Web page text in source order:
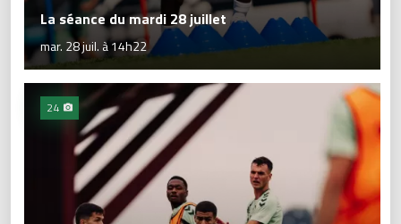
La séance du mardi 28 juillet
mar. 28 juil. à 14h22
24